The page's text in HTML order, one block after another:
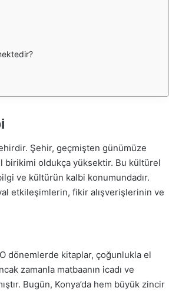
Şehir, geçmişten günümüze
birikimi oldukça yüksektir. Bu kültürel
ve kültürün kalbi konumundadır.
etkileşimlerin, fikir alışverişlerinin ve
O dönemlerde kitaplar, çoğunlukla el
zamanla matbaanın icadı ve
Bugün, Konya’da hem büyük zincir